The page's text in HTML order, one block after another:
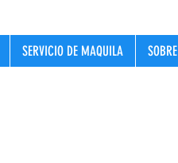
SERVICIO DE MAQUILA